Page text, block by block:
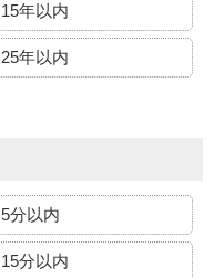
15年以内
25年以内
5分以内
15分以内